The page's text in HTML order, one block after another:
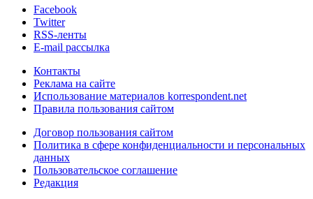
Facebook
Twitter
RSS-ленты
E-mail рассылка
Контакты
Реклама на сайте
Использование материалов korrespondent.net
Правила пользования сайтом
Договор пользования сайтом
Политика в сфере конфиденциальности и персональных
данных
Пользовательское соглашение
Редакция